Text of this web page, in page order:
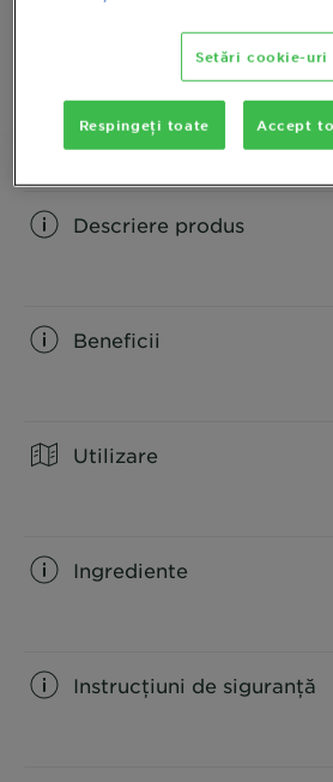
până la 3 ori mai strălucitoare.
CUMPARA
Descriere produs
Beneficii
Utilizare
Ingrediente
Instrucțiuni de siguranță
Setări cookie-uri
Respingeți toate Accept